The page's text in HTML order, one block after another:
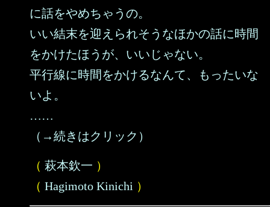
に話をやめちゃうの。
いい結末を迎えられそうなほかの話に時間
をかけたほうが、いいじゃない。
平行線に時間をかけるなんて、もったいな
いよ。
……
（→続きはクリック）
（ 萩本欽一 ）
（ Hagimoto Kinichi ）